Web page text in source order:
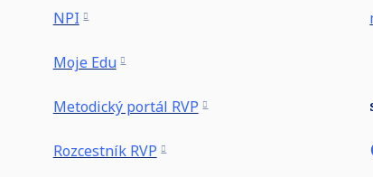
NPI
Moje Edu
Metodický portál RVP
Rozcestník RVP